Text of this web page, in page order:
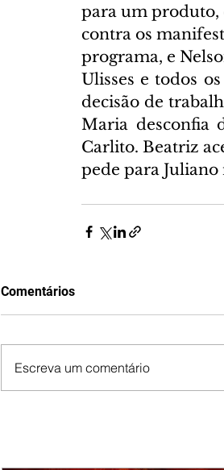
para um produto,
contra os
programa, e
Ulisses e todos
decisão de
Maria desconfia
Carlito. Beatriz
pede para
Comentários
Escreva um comentário